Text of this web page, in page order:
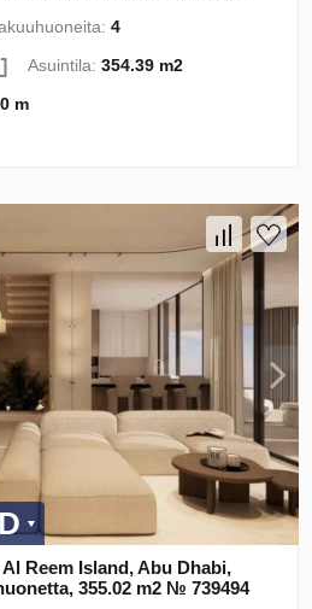
4
Asuintila:354.39 m2
m
Reem Island, Abu Dhabi,
355.02 m2 № 739494